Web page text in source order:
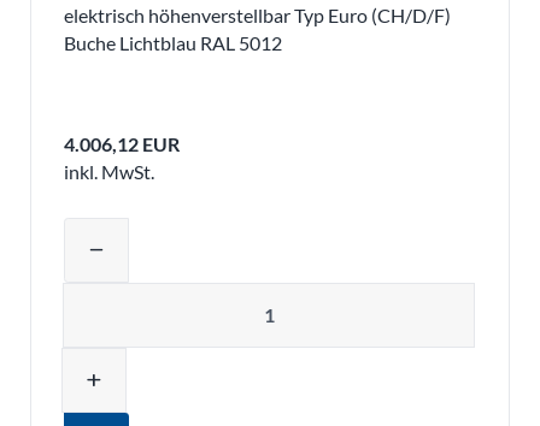
elektrisch höhenverstellbar Typ Euro (CH/D/F)
Buche Lichtblau RAL 5012
4.006,12 EUR
inkl. MwSt.
remove
add